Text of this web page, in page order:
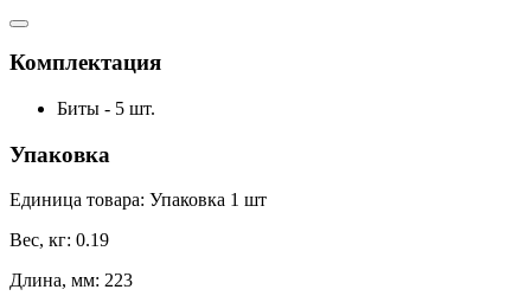
Комплектация
Биты - 5 шт.
Упаковка
Единица товара: Упаковка 1 шт
Вес, кг: 0.19
Длина, мм: 223